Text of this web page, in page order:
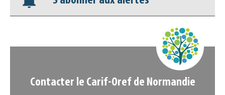
S'abonner aux alertes
Contacter le Carif-Oref de Normandie